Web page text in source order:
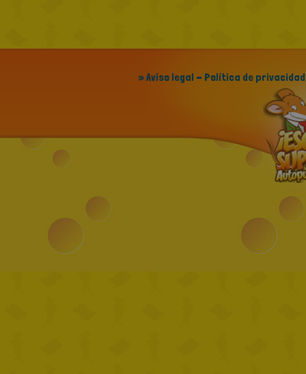
» Aviso legal - Política de privacidad